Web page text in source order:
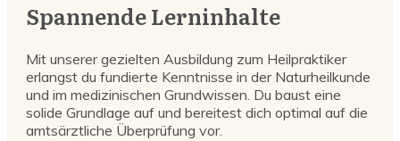
Spannende Lerninhalte
Mit unserer gezielten Ausbildung zum Heilpraktiker
erlangst du fundierte Kenntnisse in der Naturheilkunde
und im medizinischen Grundwissen. Du baust eine
solide Grundlage auf und bereitest dich optimal auf die
amtsärztliche Überprüfung vor.